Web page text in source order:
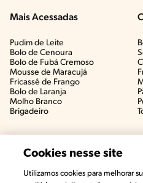
Mais Acessadas
Pudim de Leite
Bolo de Cenoura
Bolo de Fubá Cremoso
Mousse de Maracujá
Fricassê de Frango
Bolo de Laranja
Molho Branco
Brigadeiro
Cookies nesse site
Utilizamos cookies para melhorar